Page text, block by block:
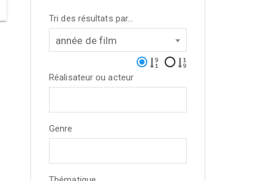
Tri des résultats par...
année de film
Réalisateur ou acteur
Genre